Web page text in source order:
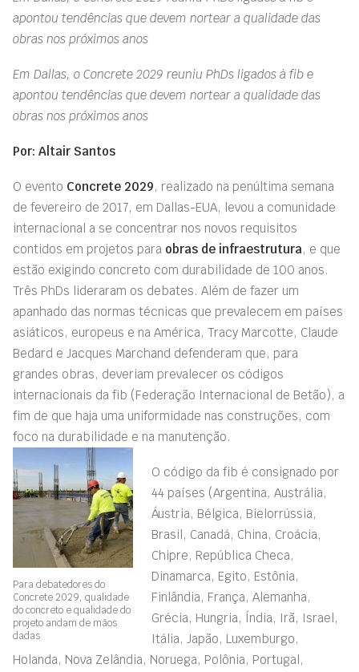
apontou tendências que devem nortear a qualidade das
obras nos próximos anos
Em Dallas, o Concrete 2029 reuniu PhDs ligados à fib e
apontou tendências que devem nortear a qualidade das
obras nos próximos anos
Por: Altair Santos
O evento Concrete 2029, realizado na penúltima semana
de fevereiro de 2017, em Dallas-EUA, levou a comunidade
internacional a se concentrar nos novos requisitos
contidos em projetos para obras de infraestrutura, e que
estão exigindo concreto com durabilidade de 100 anos.
Três PhDs lideraram os debates. Além de fazer um
apanhado das normas técnicas que prevalecem em países
asiáticos, europeus e na América, Tracy Marcotte, Claude
Bedard e Jacques Marchand defenderam que, para
grandes obras, deveriam prevalecer os códigos
internacionais da fib (Federação Internacional de Betão), a
fim de que haja uma uniformidade nas construções, com
foco na durabilidade e na manutenção.
Para debatedores do
Concrete 2029, qualidade
do concreto e qualidade do
projeto andam de mãos
dadas
O código da fib é consignado por
44 países (Argentina, Austrália,
Áustria, Bélgica, Bielorrússia,
Brasil, Canadá, China, Croácia,
Chipre, República Checa,
Dinamarca, Egito, Estônia,
Finlândia, França, Alemanha,
Grécia, Hungria, Índia, Irã, Israel,
Itália, Japão, Luxemburgo,
Holanda, Nova Zelândia, Noruega, Polônia, Portugal,